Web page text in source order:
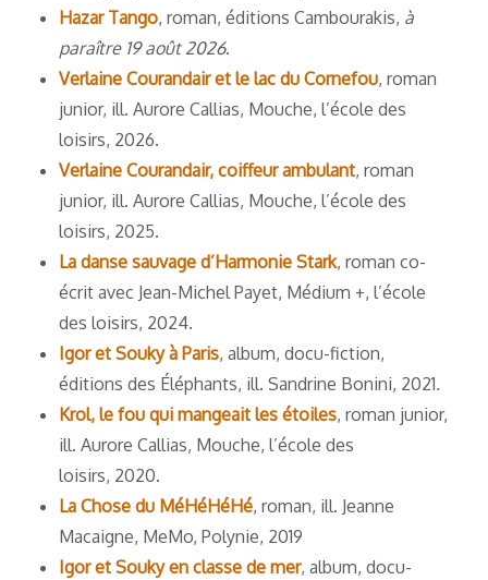
Hazar Tango, roman, éditions Cambourakis, à
paraître 19 août 2026.
Verlaine Courandair et le lac du Cornefou, roman
junior, ill. Aurore Callias, Mouche, l’école des
loisirs, 2026.
Verlaine Courandair, coiffeur ambulant, roman
junior, ill. Aurore Callias, Mouche, l’école des
loisirs, 2025.
La danse sauvage d’Harmonie Stark, roman co-
écrit avec Jean-Michel Payet, Médium +, l’école
des loisirs, 2024.
Igor et Souky à Paris, album, docu-fiction,
éditions des Éléphants, ill. Sandrine Bonini, 2021.
Krol, le fou qui mangeait les étoiles, roman junior,
ill. Aurore Callias, Mouche, l’école des
loisirs, 2020.
La Chose du MéHéHéHé, roman, ill. Jeanne
Macaigne, MeMo, Polynie, 2019
Igor et Souky en classe de mer, album, docu-